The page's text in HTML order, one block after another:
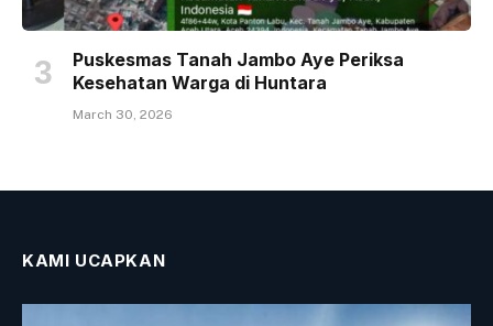
Puskesmas Tanah Jambo Aye Periksa
Kesehatan Warga di Huntara
March 30, 2026
KAMI UCAPKAN